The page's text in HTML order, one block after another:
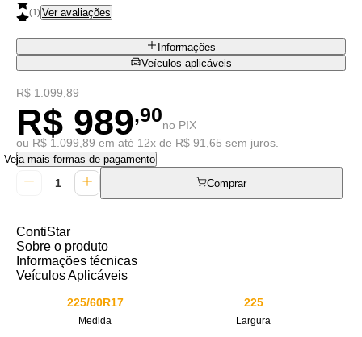
(1) Ver avaliações
Informações
Veículos aplicáveis
R$ 1.099,89
R$ 989,90no PIX
ou R$ 1.099,89 em até 12x de R$ 91,65 sem juros.
Veja mais formas de pagamento
Comprar
ContiStar
Sobre o produto
Informações técnicas
Veículos Aplicáveis
225/60R17
Medida
225
Largura